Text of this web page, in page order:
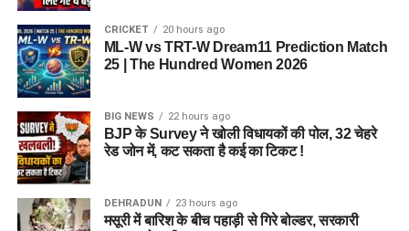
CRICKET 20 hours ago
ML-W vs TRT-W Dream11 Prediction Match
25 | The Hundred Women 2026
BIG NEWS 22 hours ago
BJP के Survey ने खोली विधायकों की पोल, 32 चेहरे
रेड जोन में, कट सकता है कई का टिकट !
DEHRADUN 23 hours ago
मसूरी में बारिश के बीच पहाड़ी से गिरे बोल्डर, सरकारी